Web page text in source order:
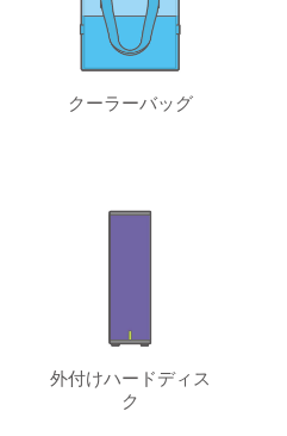
クーラーバッグ
外付けハードディス
ク